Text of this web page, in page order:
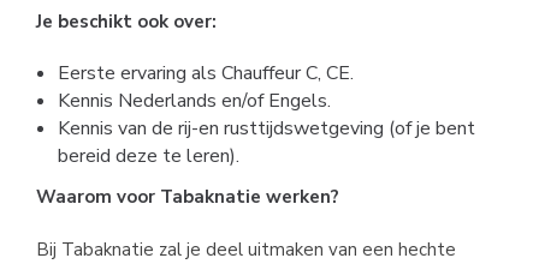
Je beschikt ook over:
Eerste ervaring als Chauffeur C, CE.
Kennis Nederlands en/of Engels.
Kennis van de rij-en rusttijdswetgeving (of je bent
bereid deze te leren).
Waarom voor Tabaknatie werken?
Bij Tabaknatie zal je deel uitmaken van een hechte